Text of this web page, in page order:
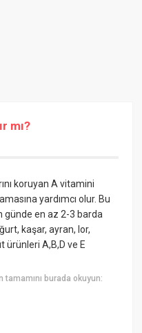
mı?
koruyan A vitamini
yardımcı olur. Bu
günde en az 2-3 barda
kaşar, ayran, lor,
ürünleri A,B,D ve E
tamamını burada okuyun: